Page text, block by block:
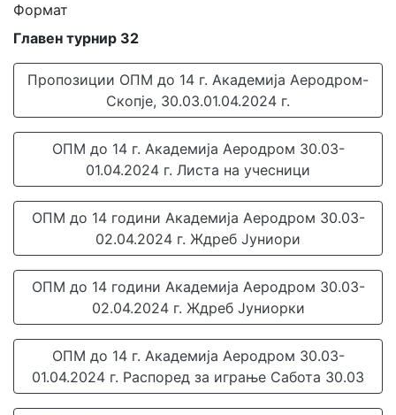
Формат
Главен турнир 32
Пропозиции ОПМ до 14 г. Академија Аеродром-
Скопје, 30.03.01.04.2024 г.
ОПМ до 14 г. Академија Аеродром 30.03-
01.04.2024 г. Листа на учесници
ОПМ до 14 години Академија Аеродром 30.03-
02.04.2024 г. Ждреб Јуниори
ОПМ до 14 години Академија Аеродром 30.03-
02.04.2024 г. Ждреб Јуниорки
ОПМ до 14 г. Академија Аеродром 30.03-
01.04.2024 г. Распоред за играње Сабота 30.03